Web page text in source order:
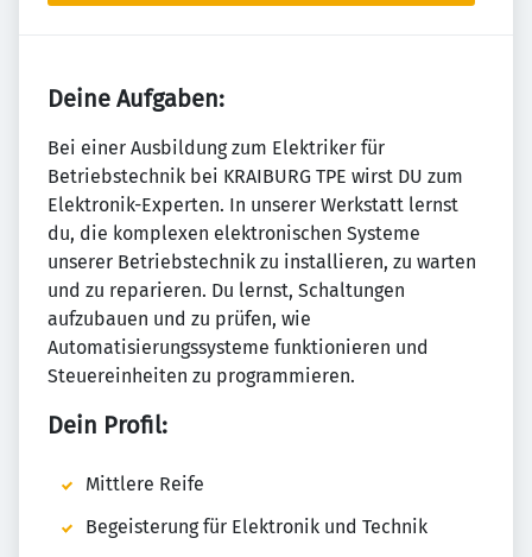
Deine Aufgaben:
Bei einer Ausbildung zum Elektriker für
Betriebstechnik bei KRAIBURG TPE wirst DU zum
Elektronik-Experten. In unserer Werkstatt lernst
du, die komplexen elektronischen Systeme
unserer Betriebstechnik zu installieren, zu warten
und zu reparieren. Du lernst, Schaltungen
aufzubauen und zu prüfen, wie
Automatisierungssysteme funktionieren und
Steuereinheiten zu programmieren.
Dein Profil:
Mittlere Reife
Begeisterung für Elektronik und Technik